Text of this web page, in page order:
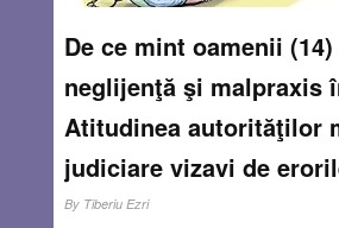
De ce mint oamenii
neglijenţă şi malpraxis
Atitudinea autorităţilor
judiciare vizavi de
By Tiberiu Ezri